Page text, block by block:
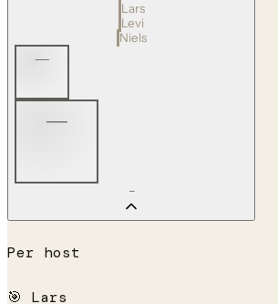
Lars
Levi
Niels
—
—
—
Per host
🎯 Lars